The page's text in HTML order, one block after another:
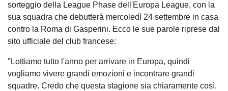
sorteggio della League Phase dell'Europa League, con la
sua squadra che debutterà mercoledì 24 settembre in casa
contro la Roma di Gasperini. Ecco le sue parole riprese dal
sito ufficiale del club francese:
"Lottiamo tutto l'anno per arrivare in Europa, quindi
vogliamo vivere grandi emozioni e incontrare grandi
squadre. Credo che questa stagione sia chiaramente così.